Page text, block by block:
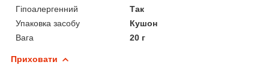
Гіпоалергенний
Так
Упаковка засобу
Кушон
Вага
20 г
Приховати